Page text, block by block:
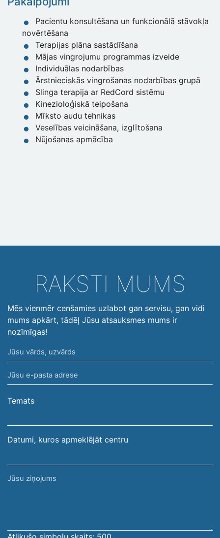
Pacientu konsultēšana un funkcionālā stāvokļa
novērtēšana
Terapijas plāna sastādīšana
Mājas vingrojumu programmas izveide
Individuālas nodarbības
Ārstnieciskās vingrošanas nodarbības grupā
Slinga terapija ar RedCord sistēmu
Kinezioloģiskā teipošana
Mīksto audu tehnikas
Veselības veicināšana, izglītošana
Nūjošanas apmācība
RAKSTI MUMS
Mēs vienmēr cenšamies uzlabot gan servisu, gan vidi
mums apkārt, tādēļ Jūsu atsauksmes mums ir
nozīmīgas!
Jūsu
vārds,
uzvārds
Jūsu
e-
pasta
Temats
Datumi, kuros apmeklējāt centru
Jūsu